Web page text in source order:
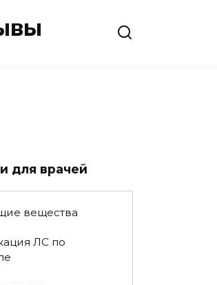
для врачей
вещества
ЛС по